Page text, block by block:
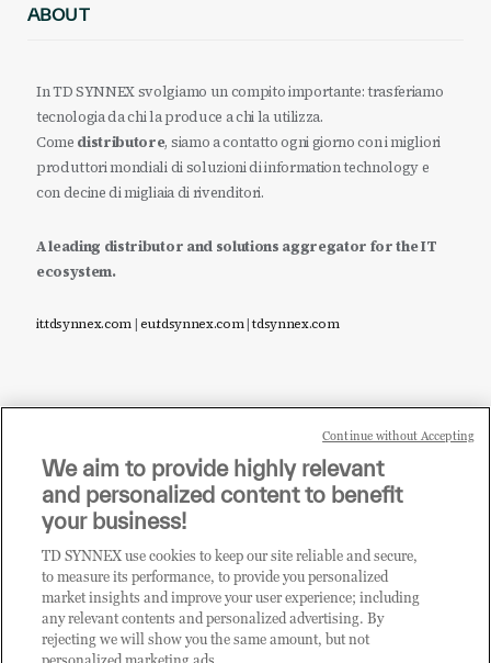
ABOUT
In TD SYNNEX svolgiamo un compito importante: trasferiamo
tecnologia da chi la produce a chi la utilizza.
Come distributore, siamo a contatto ogni giorno con i migliori
produttori mondiali di soluzioni di information technology e
con decine di migliaia di rivenditori.
A leading distributor and solutions aggregator for the IT
ecosystem.
it.tdsynnex.com|eu.tdsynnex.com|tdsynnex.com
Sei un rivenditore di tecnologia e desideri acquistare
i prodotti o le soluzioni trattate sul blog?
CLICCA QUI E DIVENTA
CLIENTE TD SYNNEX
We aim to provide highly relevant
and personalized content to benefit
your business!
TD SYNNEX use cookies to keep our site reliable and secure,
to measure its performance, to provide you personalized
market insights and improve your user experience; including
any relevant contents and personalized advertising. By
rejecting we will show you the same amount, but not
Continue without Accepting